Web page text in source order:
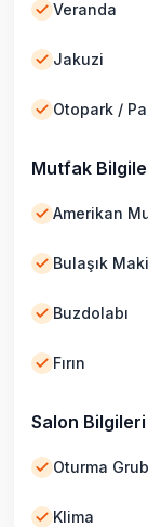
Veranda
Jakuzi
Otopark /
Mutfak
Amerikan
Bulaşık
Buzdolabı
Fırın
Salon Bilgileri
Oturma
Klima